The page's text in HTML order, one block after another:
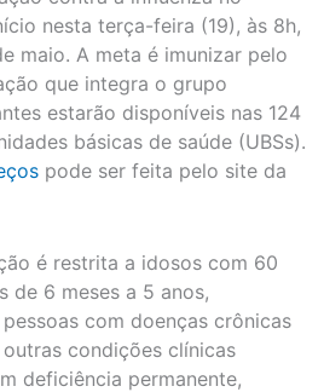
nesta terça-feira (19), às 8h,
maio. A meta é imunizar pelo
que integra o grupo
estarão disponíveis nas 124
básicas de saúde (UBSs).
pode ser feita pelo site da
é restrita a idosos com 60
de 6 meses a 5 anos,
com doenças crônicas
condições clínicas
deficiência permanente,